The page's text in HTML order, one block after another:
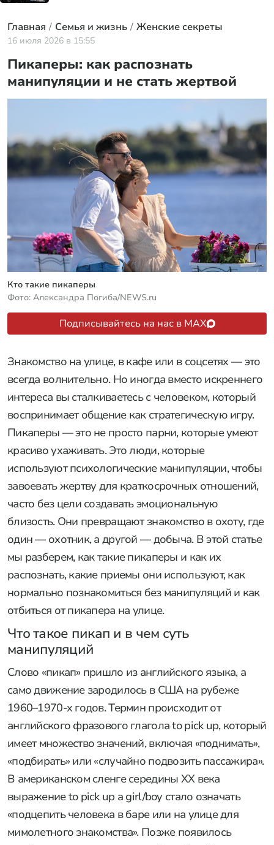
Главная Семья и жизнь Женские секреты
16 июля 2026 в 15:55
Пикаперы: как распознать
манипуляции и не стать жертвой
Кто такие пикаперы
Фото: Александра Погиба/NEWS.ru
Подписывайтесь на нас в MAX
Знакомство на улице, в кафе или в соцсетях — это
всегда волнительно. Но иногда вместо искреннего
интереса вы сталкиваетесь с человеком, который
воспринимает общение как стратегическую игру.
Пикаперы — это не просто парни, которые умеют
красиво ухаживать. Это люди, которые
используют психологические манипуляции, чтобы
завоевать жертву для краткосрочных отношений,
часто без цели создавать эмоциональную
близость. Они превращают знакомство в охоту, где
один — охотник, а другой — добыча. В этой статье
мы разберем, как такие пикаперы и как их
распознать, какие приемы они используют, как
нормально познакомиться без манипуляций и как
отбиться от пикапера на улице.
Что такое пикап и в чем суть
манипуляций
Слово «пикап» пришло из английского языка, а
само движение зародилось в США на рубеже
1960–1970-х годов. Термин происходит от
английского фразового глагола to pick up, который
имеет множество значений, включая «поднимать»,
«подбирать» или «случайно подвозить пассажира».
В американском сленге середины XX века
выражение to pick up a girl/boy стало означать
«подцепить человека в баре или на улице для
мимолетного знакомства». Позже появилось